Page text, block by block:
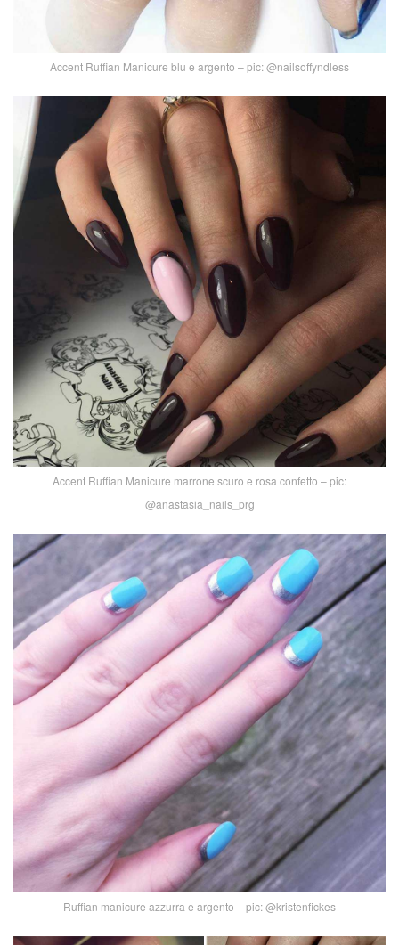
Accent Ruffian Manicure blu e argento – pic: @nailsoffyndless
Accent Ruffian Manicure marrone scuro e rosa confetto – pic:
@anastasia_nails_prg
Ruffian manicure azzurra e argento – pic: @kristenfickes